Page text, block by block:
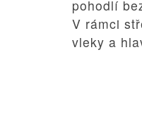
pohodlí
V rámci
vleky a